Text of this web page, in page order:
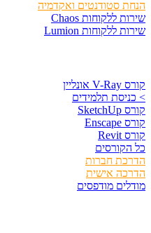
הנחת סטודנטים ואקדמיה
שירות ללקוחות Chaos
שירות ללקוחות Lumion
קורס V-Ray אונליין
> כניסת תלמידים
קורס SketchUp
קורס Enscape
קורס Revit
כל הקורסים
הדרכת חברות
הדרכה אישית
מודלים מודפסים